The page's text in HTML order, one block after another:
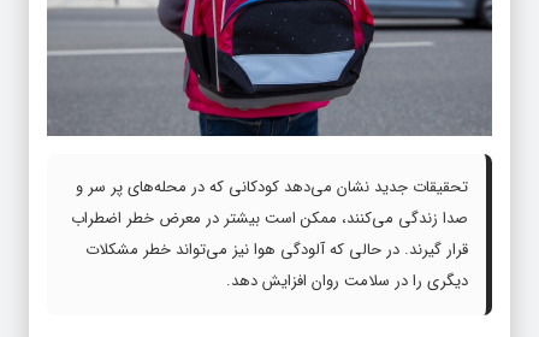
تحقیقات جدید نشان می‌دهد کودکانی که در محله‌های پر سر و
صدا زندگی می‌کنند، ممکن است بیشتر در معرض خطر اضطراب
قرار گیرند. در حالی که آلودگی هوا نیز می‌تواند خطر مشکلات
دیگری را در سلامت روان افزایش دهد.